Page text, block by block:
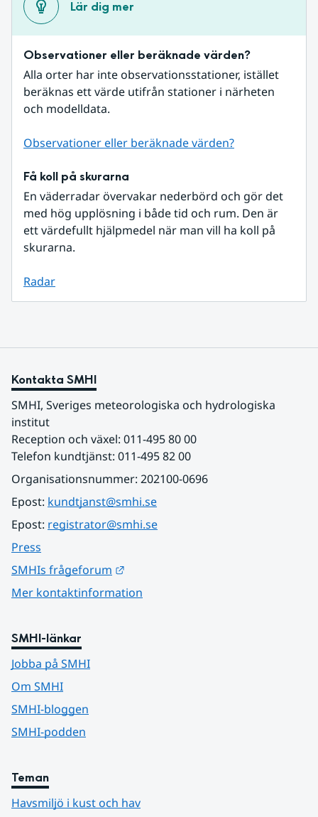
Lär dig mer
Observationer eller beräknade värden?
Alla orter har inte observationsstationer, istället
beräknas ett värde utifrån stationer i närheten
och modelldata.
Observationer eller beräknade värden?
Få koll på skurarna
En väderradar övervakar nederbörd och gör det
med hög upplösning i både tid och rum. Den är
ett värdefullt hjälpmedel när man vill ha koll på
skurarna.
Radar
Kontakta SMHI
SMHI, Sveriges meteorologiska och hydrologiska
institut
Reception och växel: 011-495 80 00
Telefon kundtjänst: 011-495 82 00
Organisationsnummer: 202100-0696
Epost: kundtjanst@smhi.se
Epost: registrator@smhi.se
Press
SMHIs frågeforum
Mer kontaktinformation
SMHI-länkar
Jobba på SMHI
Om SMHI
SMHI-bloggen
SMHI-podden
Teman
Havsmiljö i kust och hav